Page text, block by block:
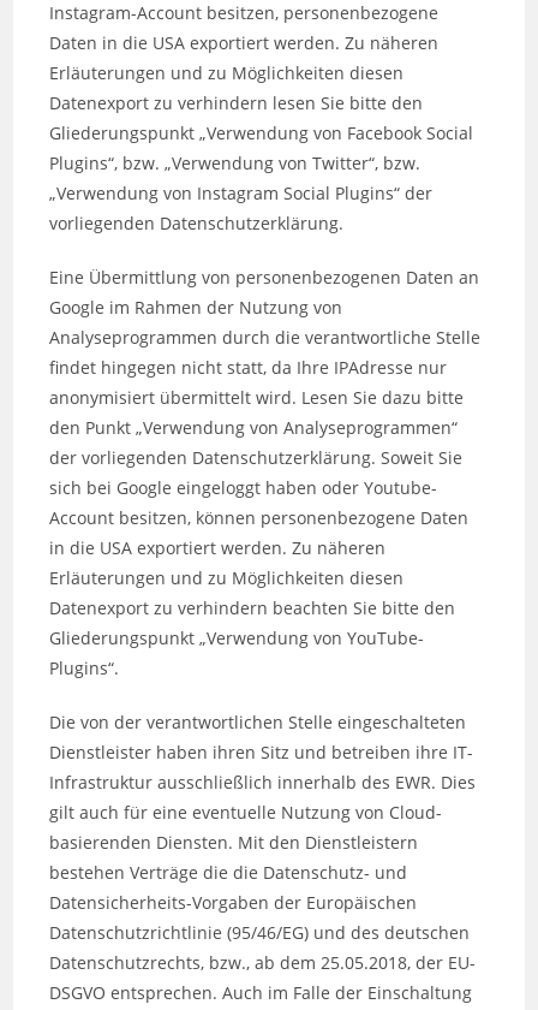
Instagram-Account besitzen, personenbezogene
Daten in die USA exportiert werden. Zu näheren
Erläuterungen und zu Möglichkeiten diesen
Datenexport zu verhindern lesen Sie bitte den
Gliederungspunkt „Verwendung von Facebook Social
Plugins“, bzw. „Verwendung von Twitter“, bzw.
„Verwendung von Instagram Social Plugins“ der
vorliegenden Datenschutzerklärung.
Eine Übermittlung von personenbezogenen Daten an
Google im Rahmen der Nutzung von
Analyseprogrammen durch die verantwortliche Stelle
findet hingegen nicht statt, da Ihre IPAdresse nur
anonymisiert übermittelt wird. Lesen Sie dazu bitte
den Punkt „Verwendung von Analyseprogrammen“
der vorliegenden Datenschutzerklärung. Soweit Sie
sich bei Google eingeloggt haben oder Youtube-
Account besitzen, können personenbezogene Daten
in die USA exportiert werden. Zu näheren
Erläuterungen und zu Möglichkeiten diesen
Datenexport zu verhindern beachten Sie bitte den
Gliederungspunkt „Verwendung von YouTube-
Plugins“.
Die von der verantwortlichen Stelle eingeschalteten
Dienstleister haben ihren Sitz und betreiben ihre IT-
Infrastruktur ausschließlich innerhalb des EWR. Dies
gilt auch für eine eventuelle Nutzung von Cloud-
basierenden Diensten. Mit den Dienstleistern
bestehen Verträge die die Datenschutz- und
Datensicherheits-Vorgaben der Europäischen
Datenschutzrichtlinie (95/46/EG) und des deutschen
Datenschutzrechts, bzw., ab dem 25.05.2018, der EU-
DSGVO entsprechen. Auch im Falle der Einschaltung